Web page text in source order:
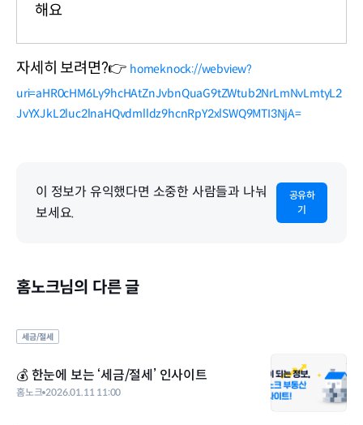
해요
자세히 보려면?👉 homeknock://webview?
uri=aHR0cHM6Ly9hcHAtZnJvbnQuaG9tZWtub2NrLmNvLmtyL2
JvYXJkL2luc2lnaHQvdmlldz9hcnRpY2xlSWQ9MTI3NjA=
이 정보가 유익했다면 소중한 사람들과 나눠
보세요.
공유하
기
홈노크님의 다른 글
세금/절세
💰 한눈에 보는 ‘세금/절세’ 인사이트
홈노크 2026.01.11 11:00